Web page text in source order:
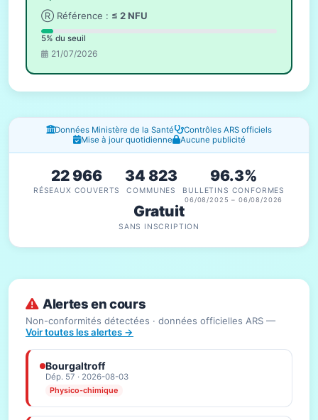
Ⓡ Référence : ≤ 2 NFU
5% du seuil
21/07/2026
Fenêtres d'information
Données Ministère de la Santé
Contrôles ARS officiels
Mise à jour quotidienne
Aucune publicité
22 966
RÉSEAUX COUVERTS
34 823
COMMUNES
96.3%
BULLETINS CONFORMES
06/08/2025 – 06/08/2026
Gratuit
SANS INSCRIPTION
Alertes en cours
Non-conformités détectées · données officielles ARS —
Voir toutes les alertes →
Bourgaltroff
Dép. 57 · 2026-08-03
Physico-chimique